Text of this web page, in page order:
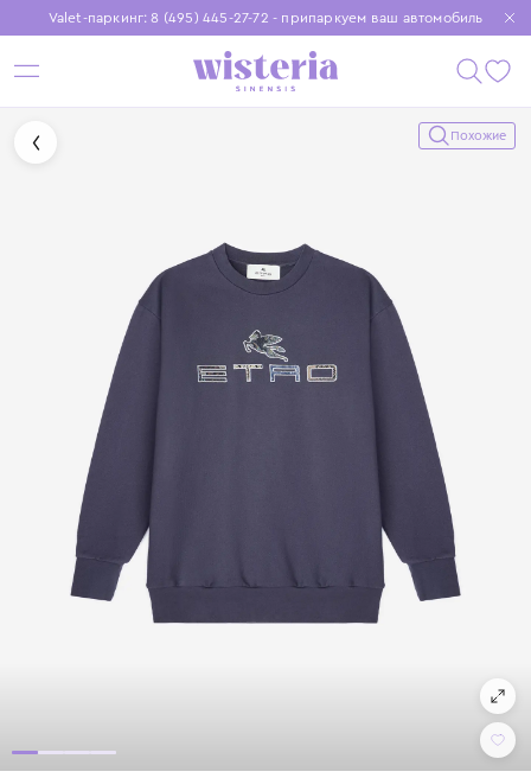
Valet-паркинг: 8 (495) 445-27-72 - припаркуем ваш автомобиль
Бесплатная доставка при заказе от 15 000 ₽
Установите приложение, чтобы покупки были еще удобнее
Похожие